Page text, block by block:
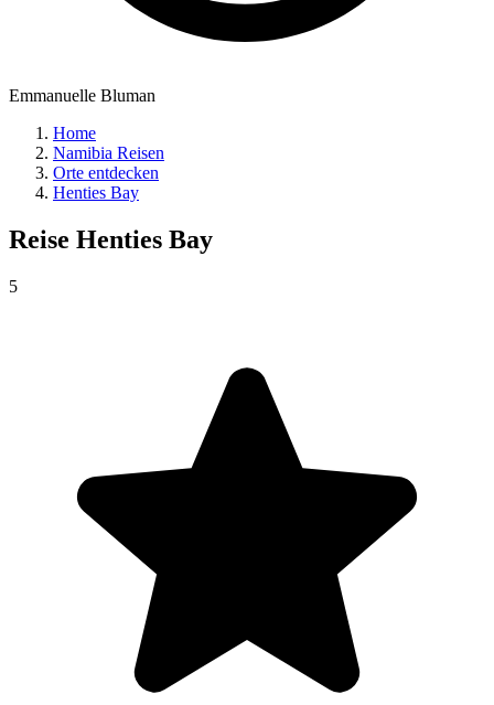
Emmanuelle Bluman
Home
Namibia Reisen
Orte entdecken
Henties Bay
Reise Henties Bay
5